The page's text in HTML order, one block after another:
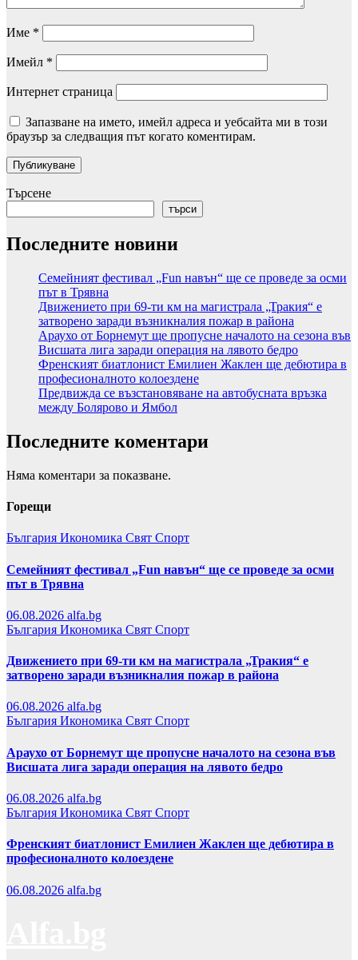
Име *
Имейл *
Интернет страница
Запазване на името, имейл адреса и уебсайта ми в този
браузър за следващия път когато коментирам.
Търсене
търси
Последните новини
Семейният фестивал „Fun навън“ ще се проведе за осми
път в Трявна
Движението при 69-ти км на магистрала „Тракия“ е
затворено заради възникналия пожар в района
Араухо от Борнемут ще пропусне началото на сезона във
Висшата лига заради операция на лявото бедро
Френският биатлонист Емилиен Жаклен ще дебютира в
професионалното колоездене
Предвижда се възстановяване на автобусната връзка
между Болярово и Ямбол
Последните коментари
Няма коментари за показване.
Горещи
България Икономика Свят Спорт
Семейният фестивал „Fun навън“ ще се проведе за осми
път в Трявна
06.08.2026 alfa.bg
България Икономика Свят Спорт
Движението при 69-ти км на магистрала „Тракия“ е
затворено заради възникналия пожар в района
06.08.2026 alfa.bg
България Икономика Свят Спорт
Араухо от Борнемут ще пропусне началото на сезона във
Висшата лига заради операция на лявото бедро
06.08.2026 alfa.bg
България Икономика Свят Спорт
Френският биатлонист Емилиен Жаклен ще дебютира в
професионалното колоездене
06.08.2026 alfa.bg